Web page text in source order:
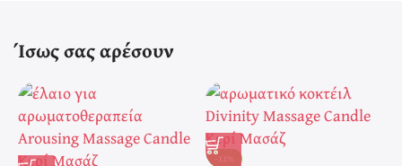
Ίσως σας αρέσουν
-11%